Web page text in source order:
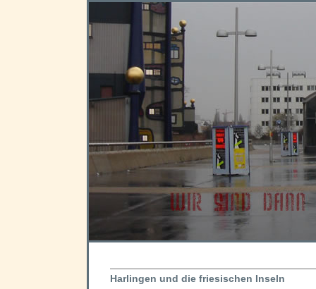
Harlingen und die friesischen Inseln